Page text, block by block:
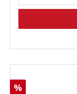
Rabatt
%